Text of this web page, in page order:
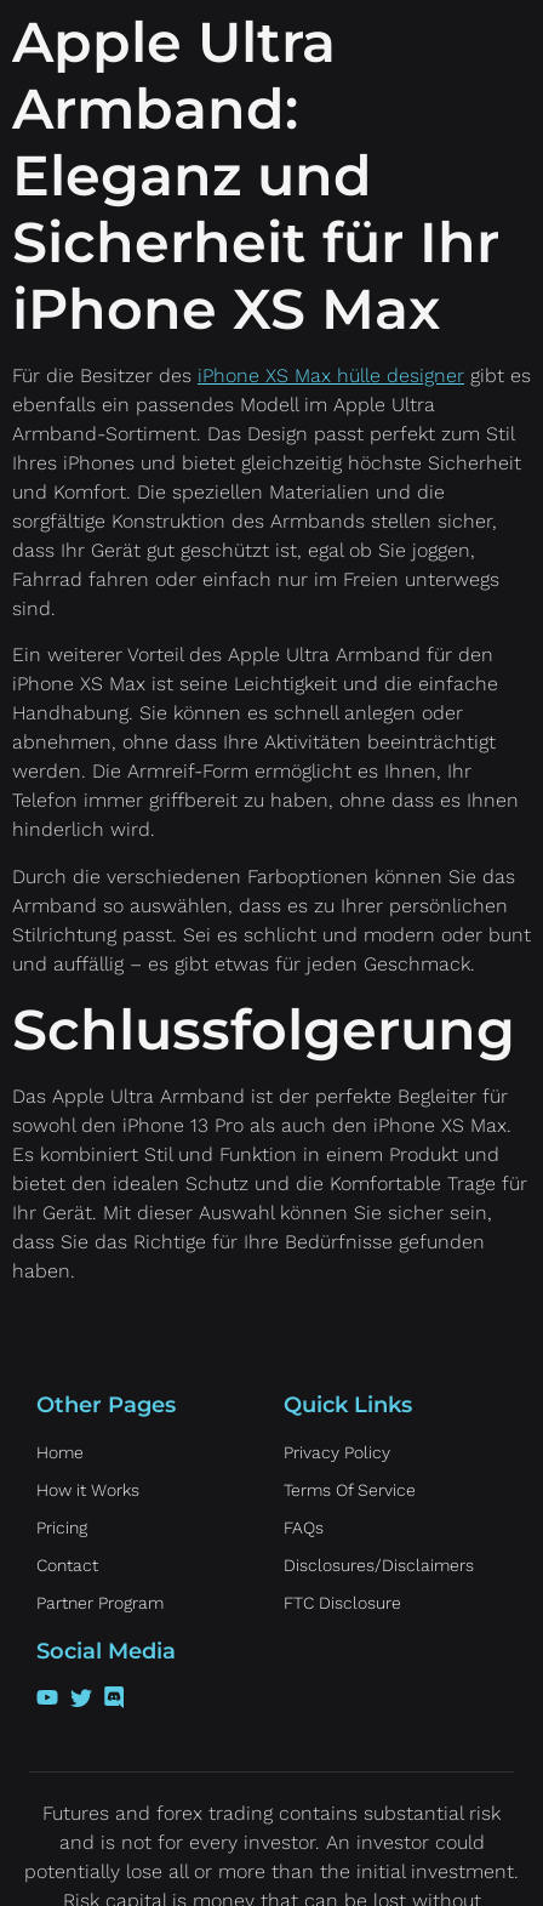
Apple Ultra
Armband:
Eleganz und
Sicherheit für Ihr
iPhone XS Max
Für die Besitzer des iPhone XS Max hülle designer gibt es
ebenfalls ein passendes Modell im Apple Ultra
Armband-Sortiment. Das Design passt perfekt zum Stil
Ihres iPhones und bietet gleichzeitig höchste Sicherheit
und Komfort. Die speziellen Materialien und die
sorgfältige Konstruktion des Armbands stellen sicher,
dass Ihr Gerät gut geschützt ist, egal ob Sie joggen,
Fahrrad fahren oder einfach nur im Freien unterwegs
sind.
Ein weiterer Vorteil des Apple Ultra Armband für den
iPhone XS Max ist seine Leichtigkeit und die einfache
Handhabung. Sie können es schnell anlegen oder
abnehmen, ohne dass Ihre Aktivitäten beeinträchtigt
werden. Die Armreif-Form ermöglicht es Ihnen, Ihr
Telefon immer griffbereit zu haben, ohne dass es Ihnen
hinderlich wird.
Durch die verschiedenen Farboptionen können Sie das
Armband so auswählen, dass es zu Ihrer persönlichen
Stilrichtung passt. Sei es schlicht und modern oder bunt
und auffällig – es gibt etwas für jeden Geschmack.
Schlussfolgerung
Das Apple Ultra Armband ist der perfekte Begleiter für
sowohl den iPhone 13 Pro als auch den iPhone XS Max.
Es kombiniert Stil und Funktion in einem Produkt und
bietet den idealen Schutz und die Komfortable Trage für
Ihr Gerät. Mit dieser Auswahl können Sie sicher sein,
dass Sie das Richtige für Ihre Bedürfnisse gefunden
haben.
Other Pages
Home
How it Works
Pricing
Contact
Partner Program
Quick Links
Privacy Policy
Terms Of Service
FAQs
Disclosures/Disclaimers
FTC Disclosure
Social Media
Futures and forex trading contains substantial risk
and is not for every investor. An investor could
potentially lose all or more than the initial investment.
Risk capital is money that can be lost without